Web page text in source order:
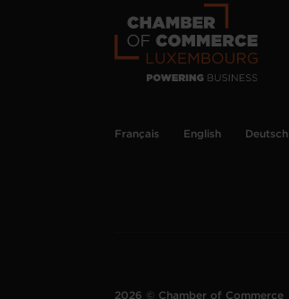
Français English Deutsch
2026 © Chamber of Commerce